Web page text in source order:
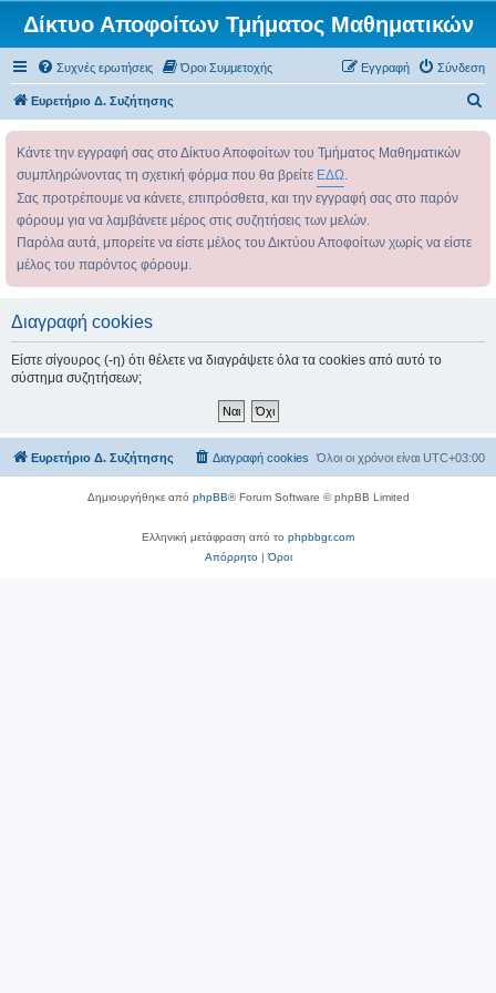
Δίκτυο Αποφοίτων Τμήματος Μαθηματικών
Συχνές ερωτήσεις Όροι Συμμετοχής Σύνδεση
Εγγραφή
Ευρετήριο Δ. Συζήτησης
σ
Κάντε την εγγραφή σας στο Δίκτυο Αποφοίτων του Τμήματος Μαθηματικών
συμπληρώνοντας τη σχετική φόρμα που θα βρείτε ΕΔΩ.
Σας προτρέπουμε να κάνετε, επιπρόσθετα, και την εγγραφή σας στο παρόν
φόρουμ για να λαμβάνετε μέρος στις συζητήσεις των μελών.
Παρόλα αυτά, μπορείτε να είστε μέλος του Δικτύου Αποφοίτων χωρίς να είστε
μέλος του παρόντος φόρουμ.
Διαγραφή cookies
Είστε σίγουρος (-η) ότι θέλετε να διαγράψετε όλα τα cookies από αυτό το
σύστημα συζητήσεων;
Ευρετήριο Δ. Συζήτησης Όλοι οι χρόνοι είναι UTC+03:00
Διαγραφή cookies
Δημιουργήθηκε από phpBB® Forum Software © phpBB Limited
Ελληνική μετάφραση από το phpbbgr.com
Απόρρητο|Όροι